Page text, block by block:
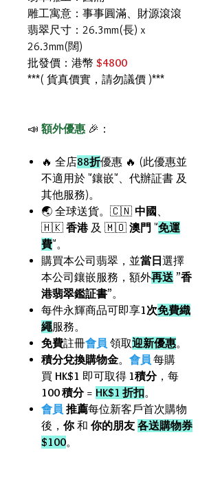
雕工寓意：事事圓滿、財源滾滾
翡翠尺寸：26.3mm(長) x
26.3mm(闊)
批發價：港幣 $4800
***( 貨真價實，請勿議價 )***
📣 額外優惠 🎉：
🔥 全店88折優惠 🔥 (此優惠並
不適用於 "鑲嵌"、代辦証書 及
其他服務)。
🌏 全球送貨。🇨🇳 中國 、
🇭🇰 香港及 🇲🇴 澳門 "免運
費"。
購買本公司翡翠，並當日 選擇
本公司鑲嵌服務，額外再送 ”香
港翡翠鑑証書”。
每件永輝商品可即享1次免費織
繩服務。
免費註冊會員 領取迎新優惠。
積分兌換購物金。 會員 每購
買 HK$1 即可取得 1積分，每
100 積分= HK$1 折扣。
會員 推薦每位新客戶首次購物
後， 你和 你的朋友 各送購物券
$100。